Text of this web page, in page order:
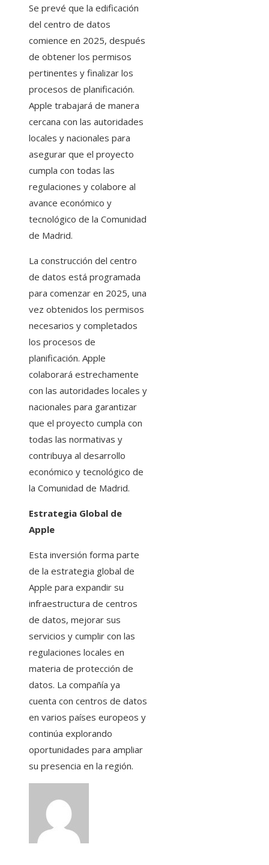
Se prevé que la edificación
del centro de datos
comience en 2025, después
de obtener los permisos
pertinentes y finalizar los
procesos de planificación.
Apple trabajará de manera
cercana con las autoridades
locales y nacionales para
asegurar que el proyecto
cumpla con todas las
regulaciones y colabore al
avance económico y
tecnológico de la Comunidad
de Madrid.
La construcción del centro
de datos está programada
para comenzar en 2025, una
vez obtenidos los permisos
necesarios y completados
los procesos de
planificación. Apple
colaborará estrechamente
con las autoridades locales y
nacionales para garantizar
que el proyecto cumpla con
todas las normativas y
contribuya al desarrollo
económico y tecnológico de
la Comunidad de Madrid.​
Estrategia Global de
Apple
Esta inversión forma parte
de la estrategia global de
Apple para expandir su
infraestructura de centros
de datos, mejorar sus
servicios y cumplir con las
regulaciones locales en
materia de protección de
datos. La compañía ya
cuenta con centros de datos
en varios países europeos y
continúa explorando
oportunidades para ampliar
su presencia en la región.